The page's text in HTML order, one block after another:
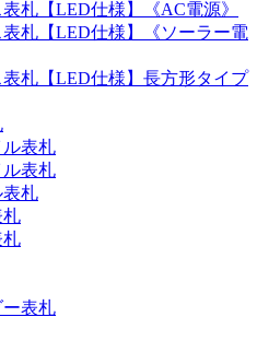
札【LED仕様】《AC電源》
表札【LED仕様】《ソーラー電
表札【LED仕様】長方形タイプ
表札
表札
表札
札
札
表札